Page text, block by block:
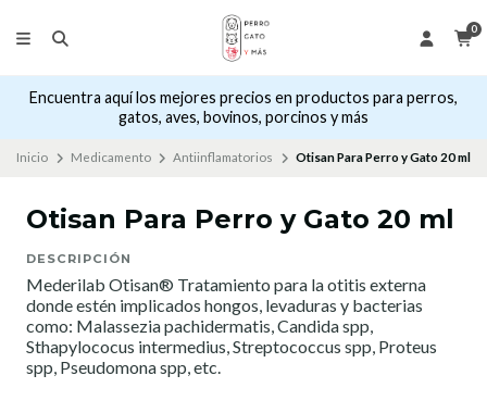
0
Encuentra aquí los mejores precios en productos para perros,
gatos, aves, bovinos, porcinos y más
Inicio Medicamento Antiinflamatorios Otisan Para Perro y Gato 20 ml
Otisan Para Perro y Gato 20 ml
DESCRIPCIÓN
Mederilab Otisan® Tratamiento para la otitis externa
donde estén implicados hongos, levaduras y bacterias
como: Malassezia pachidermatis, Candida spp,
Sthapylococus intermedius, Streptococcus spp, Proteus
spp, Pseudomona spp, etc.